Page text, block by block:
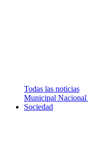
Todas las noticias
Municipal Nacional
Sociedad